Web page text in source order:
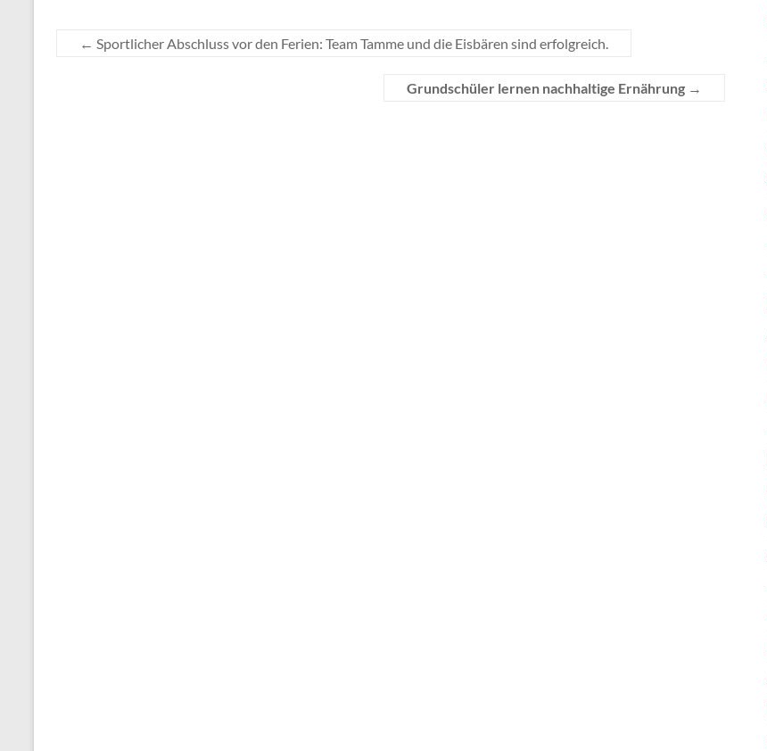
← Sportlicher Abschluss vor den Ferien: Team Tamme und die Eisbären sind erfolgreich.
Grundschüler lernen nachhaltige Ernährung →